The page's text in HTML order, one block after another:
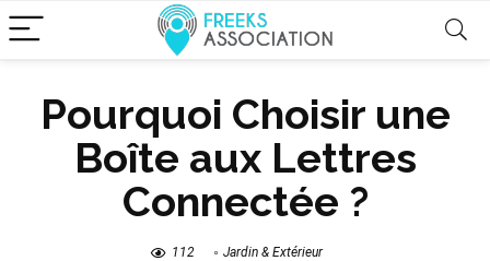
Pourquoi Choisir une
Boîte aux Lettres
Connectée ?
112 Jardin & Extérieur